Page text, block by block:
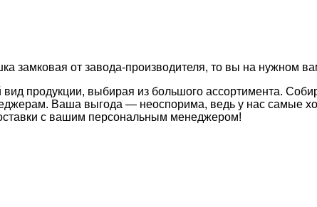
замковая от завода-производителя, то вы на нужном
продукции, выбирая из большого ассортимента.
Ваша выгода — неоспорима, ведь у нас самые
с вашим персональным менеджером!